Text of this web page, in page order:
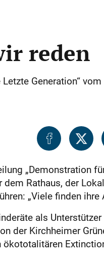
reden
Generation“
„Demonstration
dem Rathaus, der
„Viele finden
als
der Kirchheimer